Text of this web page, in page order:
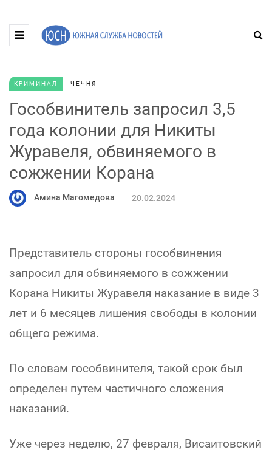
КРИМИНАЛ ЧЕЧНЯ
Гособвинитель запросил 3,5
года колонии для Никиты
Журавеля, обвиняемого в
сожжении Корана
Амина Магомедова 20.02.2024
Представитель стороны гособвинения
запросил для обвиняемого в сожжении
Корана Никиты Журавеля наказание в виде 3
лет и 6 месяцев лишения свободы в колонии
общего режима.
По словам гособвинителя, такой срок был
определен путем частичного сложения
наказаний.
Уже через неделю, 27 февраля, Висаитовский